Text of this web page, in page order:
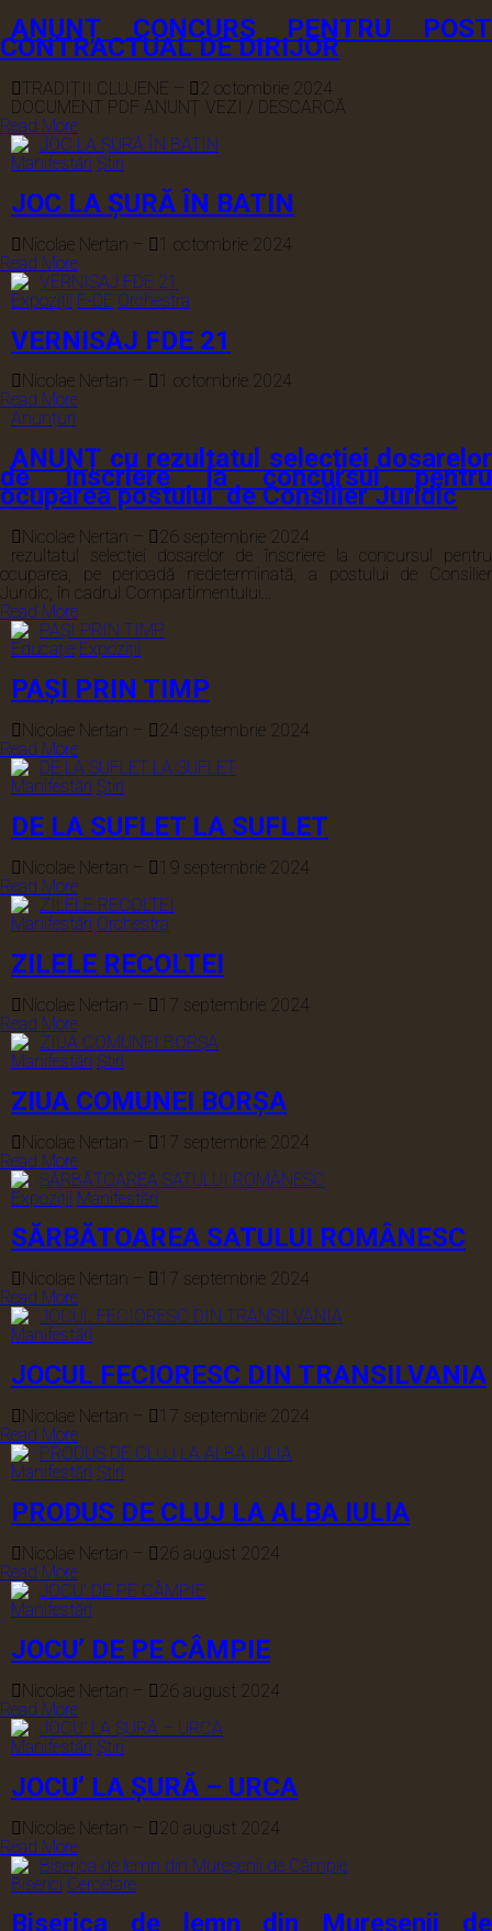
ANUNȚ CONCURS PENTRU POST
CONTRACTUAL DE DIRIJOR
TRADIȚII CLUJENE
2 octombrie 2024
DOCUMENT PDF ANUNȚ VEZI / DESCARCĂ
Read More
Manifestări Știri
JOC LA ȘURĂ ÎN BATIN
Nicolae Nertan
1 octombrie 2024
Read More
Expoziții F-DE Orchestra
VERNISAJ FDE 21
Nicolae Nertan
1 octombrie 2024
Read More
Anunțuri
ANUNȚ cu rezultatul selecției dosarelor
de înscriere la concursul pentru
ocuparea postului de Consilier Juridic
Nicolae Nertan
26 septembrie 2024
rezultatul selecției dosarelor de înscriere la concursul pentru
ocuparea, pe perioadă nedeterminată, a postului de Consilier
Juridic, în cadrul Compartimentului...
Read More
Educație Expoziții
PAȘI PRIN TIMP
Nicolae Nertan
24 septembrie 2024
Read More
Manifestări Știri
DE LA SUFLET LA SUFLET
Nicolae Nertan
19 septembrie 2024
Read More
Manifestări Orchestra
ZILELE RECOLTEI
Nicolae Nertan
17 septembrie 2024
Read More
Manifestări Știri
ZIUA COMUNEI BORȘA
Nicolae Nertan
17 septembrie 2024
Read More
Expoziții Manifestări
SĂRBĂTOAREA SATULUI ROMÂNESC
Nicolae Nertan
17 septembrie 2024
Read More
Manifestări
JOCUL FECIORESC DIN TRANSILVANIA
Nicolae Nertan
17 septembrie 2024
Read More
Manifestări Știri
PRODUS DE CLUJ LA ALBA IULIA
Nicolae Nertan
26 august 2024
Read More
Manifestări
JOCU’ DE PE CÂMPIE
Nicolae Nertan
26 august 2024
Read More
Manifestări Știri
JOCU’ LA ȘURĂ – URCA
Nicolae Nertan
20 august 2024
Read More
Biserici Cercetare
Biserica de lemn din Mureșenii de